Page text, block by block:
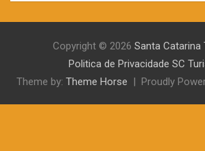
Copyright © 2026 Santa Catarina
Politica de Privacidade SC
Theme by: Theme Horse Proudly